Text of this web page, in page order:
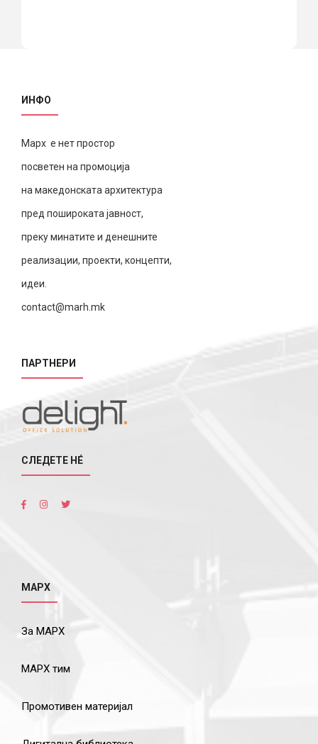
ИНФО
Марх е нет простор
посветен на промоција
на македонската архитектура
пред пошироката јавност,
преку минатите и денешните
реализации, проекти, концепти,
идеи.
contact@marh.mk
ПАРТНЕРИ
СЛЕДЕТЕ НÉ
МАРХ
За МАРХ
МАРХ тим
Промотивен материјал